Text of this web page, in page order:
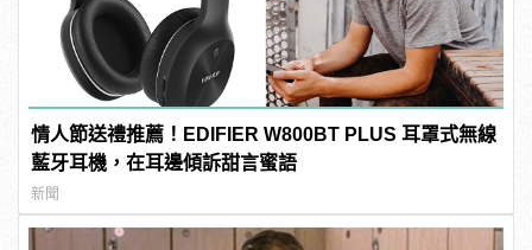
情人節送禮推薦！EDIFIER W800BT PLUS 耳罩式無線
藍牙耳機，在耳邊傾訴甜言蜜語
新聞